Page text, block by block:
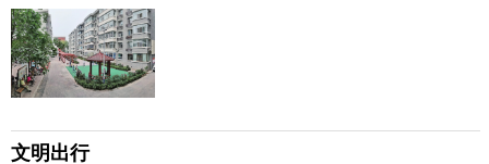
文明出行